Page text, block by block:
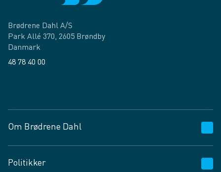
Brødrene Dahl A/S
Park Allé 370, 2605 Brøndby
Danmark
48 78 40 00
Om Brødrene Dahl
Vagttelefon 30 10 89 89
Politikker